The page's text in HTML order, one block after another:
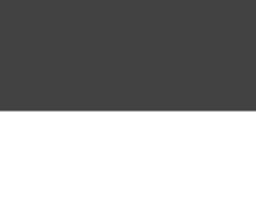
s cícerom ich dáme do